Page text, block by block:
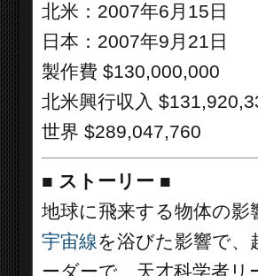
北米：2007年6月15日
日本：2007年9月21日
製作費 $130,000,000
北米興行収入
世界 $289,047,760
■ ストーリー ■
地球に飛来する物体の影
宇宙線を浴びた影響で、
ーダーで、天才科学者リ